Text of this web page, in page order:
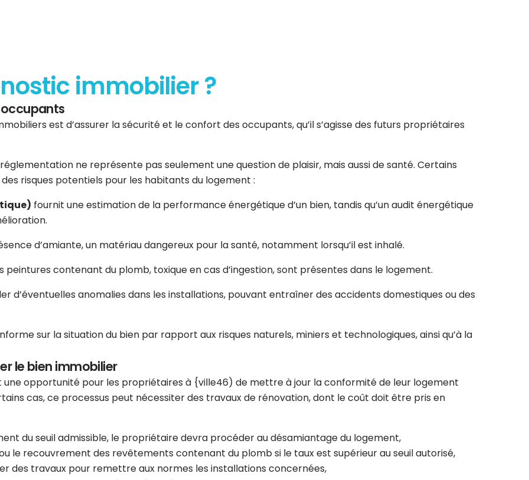
immobilier ?
est d’assurer la sécurité et le confort des occupants, qu’il s’agisse des futurs propriétaires
ne représente pas seulement une question de plaisir, mais aussi de santé. Certains
risques potentiels pour les habitants du logement :
fournit une estimation de la performance énergétique d’un bien, tandis qu’un audit énergétique
d’amiante, un matériau dangereux pour la santé, notamment lorsqu’il est inhalé.
peintures contenant du plomb, toxique en cas d’ingestion, sont présentes dans le logement.
d’éventuelles anomalies dans les installations, pouvant entraîner des accidents domestiques ou des
sur la situation du bien par rapport aux risques naturels, miniers et technologiques, ainsi qu’à la
le bien immobilier
opportunité pour les propriétaires à {ville46) de mettre à jour la conformité de leur logement
cas, ce processus peut nécessiter des travaux de rénovation, dont le coût doit être pris en
du seuil admissible, le propriétaire devra procéder au désamiantage du logement,
le recouvrement des revêtements contenant du plomb si le taux est supérieur au seuil autorisé,
des travaux pour remettre aux normes les installations concernées,